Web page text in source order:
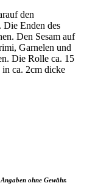
den
Enden des
Den Sesam auf
Garnelen und
Die Rolle ca. 15
ca. 2cm dicke
ohne Gewähr.